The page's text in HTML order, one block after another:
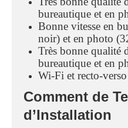
bureautique et en
Bonne vitesse en
noir) et en photo
Très bonne qualité
bureautique et en
Wi-Fi et recto-verso
Comment de
d’Installation